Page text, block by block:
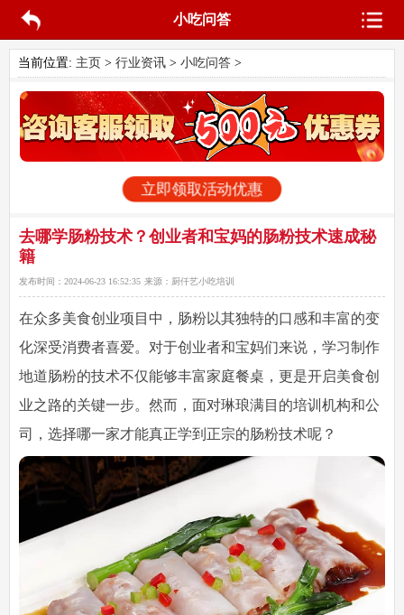
小吃问答
当前位置: 主页 > 行业资讯> 小吃问答>
立即领取活动优惠
去哪学肠粉技术？创业者和宝妈的肠粉技术速成秘
籍
发布时间： 2024-06-23 16:52:35 来源： 厨仟艺小吃培训
在众多美食创业项目中，肠粉以其独特的口感和丰富的变
化深受消费者喜爱。对于创业者和宝妈们来说，学习制作
地道肠粉的技术不仅能够丰富家庭餐桌，更是开启美食创
业之路的关键一步。然而，面对琳琅满目的培训机构和公
司，选择哪一家才能真正学到正宗的肠粉技术呢？